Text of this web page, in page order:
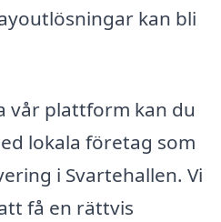
kan bli
vår plattform kan du
lokala företag som
i Svartehallen. Vi
få en rättvis